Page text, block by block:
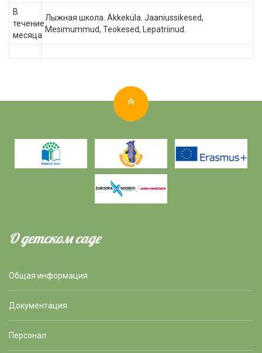
В
течение
месяца
Лыжная школа. Äkkeküla. Jaaniussikesed,
Mesimummud, Teokesed, Lepatriinud.
О детском саде
Общая информация
Документация
Персонал